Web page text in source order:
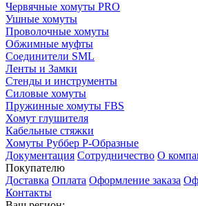
Червячные хомуты PRO
Ушные хомуты
Проволочные хомуты
Обжимные муфты
Соединители SML
Ленты и Замки
Стенды и инструменты
Силовые хомуты
Пружинные хомуты FBS
Хомут глушителя
Кабельные стяжки
Хомуты Руббер Р-Образные
Документация Сотрудничество О
Покупателю
Доставка Оплата Оформление заказа
Контакты